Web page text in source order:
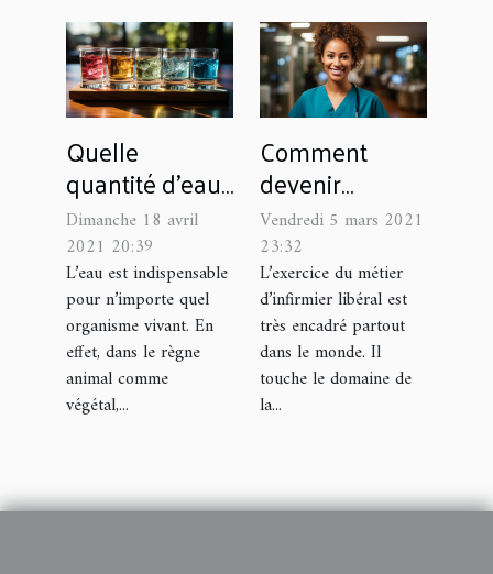
Quelle
quantité d’eau
consommer
par jour?
Dimanche 18 avril
2021 20:39
L’eau est indispensable
pour n’importe quel
organisme vivant. En
effet, dans le règne
animal comme
végétal,...
Comment
devenir
infirmier libéral
?
Vendredi 5 mars 2021
23:32
L’exercice du métier
d’infirmier libéral est
très encadré partout
dans le monde. Il
touche le domaine de
la...